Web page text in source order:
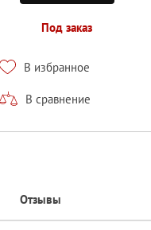
Под заказ
В избранное
В сравнение
Отзывы